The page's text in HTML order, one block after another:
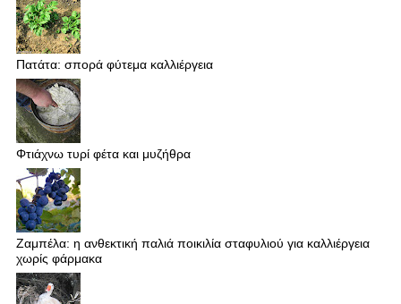
Πατάτα: σπορά φύτεμα καλλιέργεια
Φτιάχνω τυρί φέτα και μυζήθρα
Ζαμπέλα: η ανθεκτική παλιά ποικιλία σταφυλιού για καλλιέργεια
χωρίς φάρμακα